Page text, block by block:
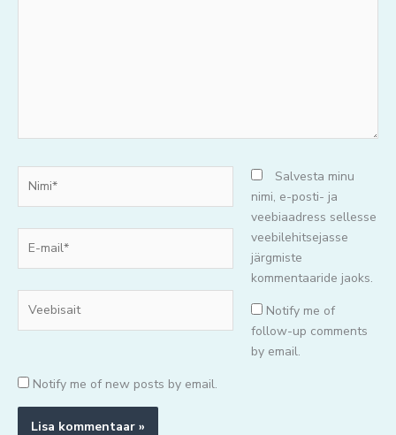
mail*
Salvesta minu
nimi, e-posti- ja
veebiaadress sellesse
veebilehitsejasse
järgmiste
kommentaaride jaoks.
Notify me of
follow-up comments
by email.
Notify me of new posts by email.